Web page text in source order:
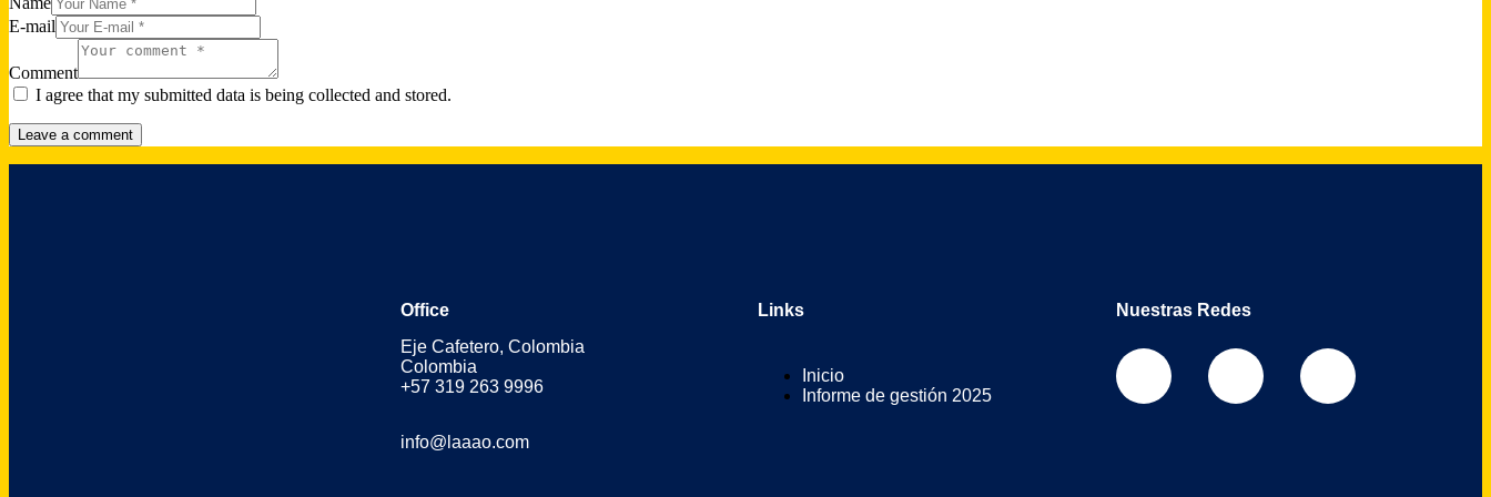
E-mail
Comment
I agree that my submitted data is being collected and stored.
Office
Eje Cafetero, Colombia
Colombia
+57 319 263 9996
info@laaao.com
Links
Inicio
Informe de gestión 2025
Nuestras Redes